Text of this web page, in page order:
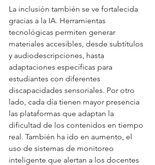
La inclusión también se ve fortalecida
gracias a la IA. Herramientas
tecnológicas permiten generar
materiales accesibles, desde subtítulos
y audiodescripciones, hasta
adaptaciones específicas para
estudiantes con diferentes
discapacidades sensoriales. Por otro
lado, cada día tienen mayor presencia
las plataformas que adaptan la
dificultad de los contenidos en tiempo
real. También ha ido en aumento, el
uso de sistemas de monitoreo
inteligente que alertan a los docentes